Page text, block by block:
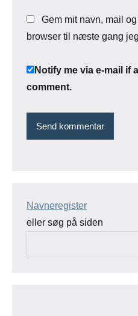
Gem mit navn, mail
browser til næste gang
Notify me via e-mail if
comment.
Navneregister
eller søg på siden